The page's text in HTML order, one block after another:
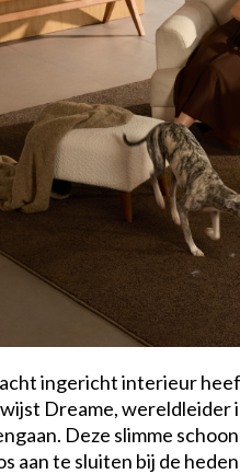
ingericht interieur
Dreame,
Deze slimme
aan te sluiten bij de